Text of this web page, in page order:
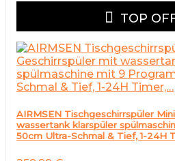
TOP
AIRMSEN Tischgeschirrspüler
wassertank klarspüler
50cm Ultra-Schmal & Tief, 1-24H